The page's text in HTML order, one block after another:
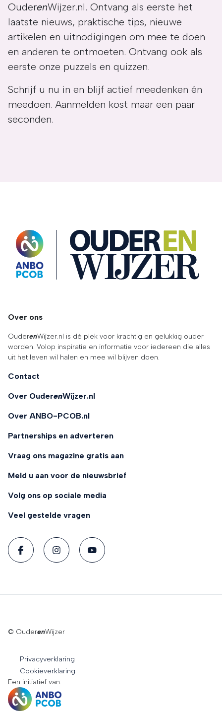
OuderenWijzer.nl. Ontvang als eerste het
laatste nieuws, praktische tips, nieuwe
artikelen en uitnodigingen om mee te doen
en anderen te ontmoeten. Ontvang ook als
eerste onze puzzels en quizzen.
Schrijf u nu in en blijf actief meedenken én
meedoen. Aanmelden kost maar een paar
seconden.
OuderENwijzer
Over ons
OuderenWijzer.nl is dé plek voor krachtig en gelukkig ouder
worden. Volop inspiratie en informatie voor iedereen die alles
uit het leven wil halen en mee wil blijven doen.
Contact
Over OuderenWijzer.nl
Over ANBO-PCOB.nl
Partnerships en adverteren
Vraag ons magazine gratis aan
Meld u aan voor de nieuwsbrief
Volg ons op sociale media
Veel gestelde vragen
© OuderenWijzer
Privacyverklaring
Cookieverklaring
Een initiatief van: